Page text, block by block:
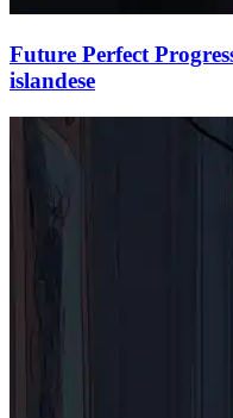
Future Perfect
islandese